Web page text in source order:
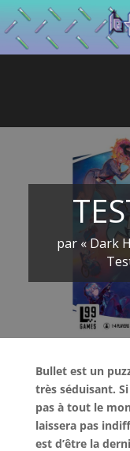
par « Dark
Bullet est un
très séduisant.
pas à tout le
laissera pas
est d’être la